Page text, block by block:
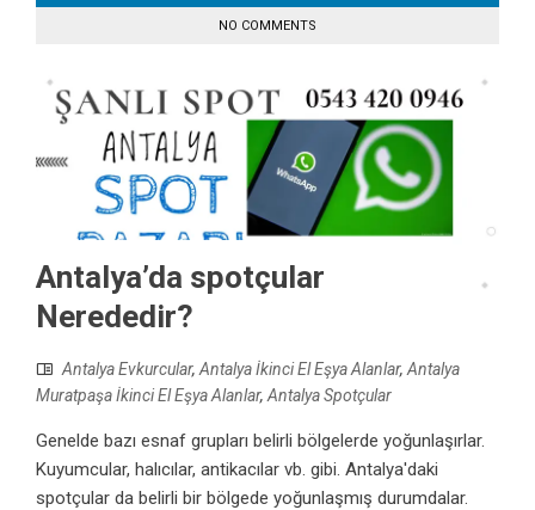
NO COMMENTS
Antalya’da spotçular
Nerededir?
Antalya Evkurcular, Antalya İkinci El Eşya Alanlar, Antalya
Muratpaşa İkinci El Eşya Alanlar, Antalya Spotçular
Genelde bazı esnaf grupları belirli bölgelerde yoğunlaşırlar.
Kuyumcular, halıcılar, antikacılar vb. gibi. Antalya'daki
spotçular da belirli bir bölgede yoğunlaşmış durumdalar.